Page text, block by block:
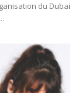
du Dubai